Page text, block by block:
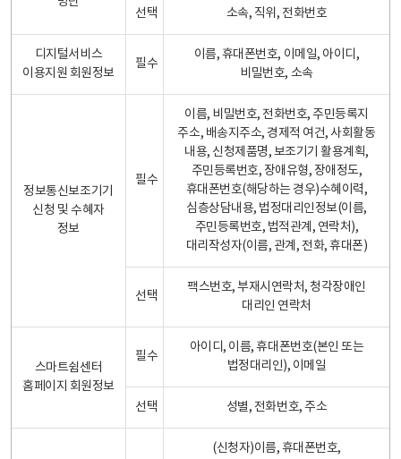
선택 소속, 직위, 전화번호
디지털서비스
이용지원 회원정보
필수
이름, 휴대폰번호, 이메일, 아이디,
비밀번호, 소속
정보통신보조기기
신청 및 수혜자
정보
필수
이름, 비밀번호, 전화번호, 주민등록지
주소, 배송지주소, 경제적 여건, 사회활동
내용, 신청제품명, 보조기기 활용계획,
주민등록번호, 장애유형, 장애정도,
휴대폰번호(해당하는 경우)수혜이력,
심층상담내용, 법정대리인정보(이름,
주민등록번호, 법적관계, 연락처),
대리작성자(이름, 관계, 전화, 휴대폰)
선택
팩스번호, 부재시연락처, 청각장애인
대리인 연락처
스마트쉼센터
홈페이지 회원정보
필수
아이디, 이름, 휴대폰번호(본인 또는
법정대리인), 이메일
선택 성별, 전화번호, 주소
(신청자)이름, 휴대폰번호,